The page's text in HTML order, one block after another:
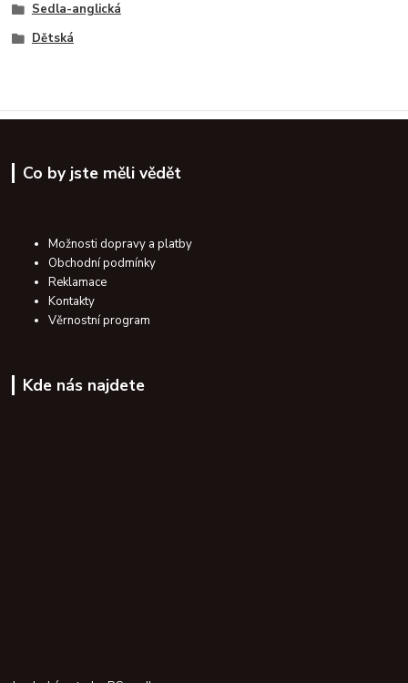
Sedla-anglická
Dětská
Co by jste měli vědět
Možnosti dopravy a platby
Obchodní podmínky
Reklamace
Kontakty
Věrnostní program
Kde nás najdete